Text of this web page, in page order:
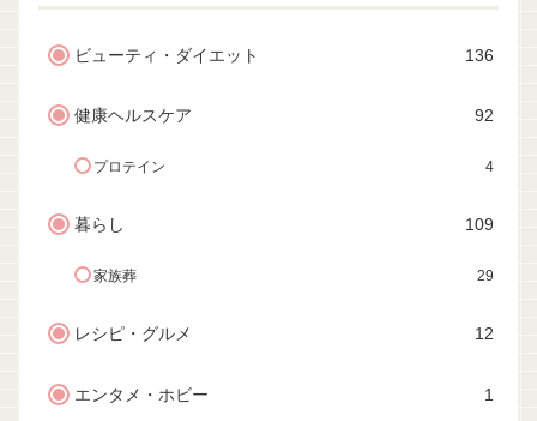
ビューティ・ダイエット 136
健康ヘルスケア 92
プロテイン 4
暮らし 109
家族葬 29
レシピ・グルメ 12
エンタメ・ホビー 1